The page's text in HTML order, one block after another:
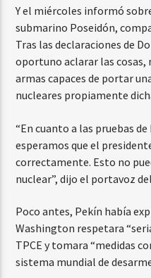
Y el miércoles informó
submarino Poseidón,
Tras las declaraciones de
oportuno aclarar las cosas,
armas capaces de portar
nucleares propiamente
“En cuanto a las pruebas
esperamos que el
correctamente. Esto no
nuclear”, dijo el portavoz
Poco antes, Pekín había
Washington respetara
TPCE y tomara “medidas
sistema mundial de